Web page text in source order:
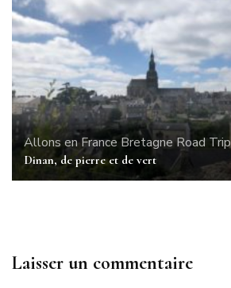
Allons en France Bretagne Road Trip
Dinan, de pierre et de vert
Laisser un commentaire